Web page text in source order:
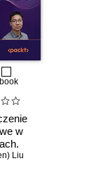
w
Liu